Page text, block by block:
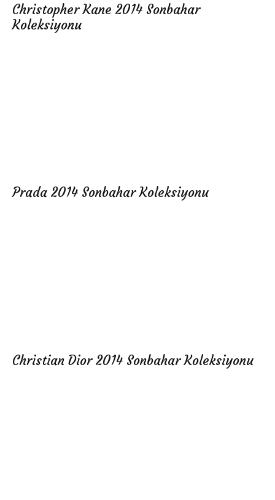
Christopher Kane 2014 Sonbahar
Koleksiyonu
Prada 2014 Sonbahar Koleksiyonu
Christian Dior 2014 Sonbahar Koleksiyonu